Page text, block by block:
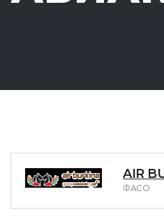
AIR
ФАСО